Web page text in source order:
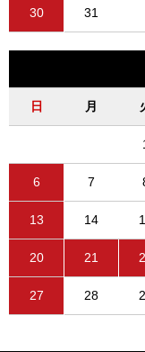
30 31
日 月
6 7
13 14
20 21
27 28